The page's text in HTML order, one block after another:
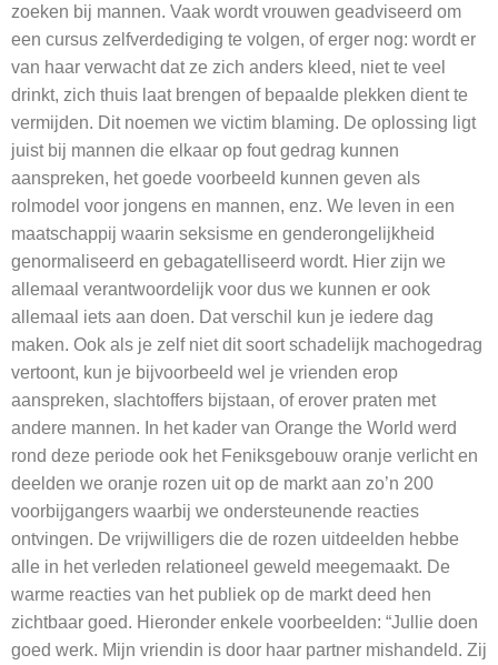
zoeken bij mannen. Vaak wordt vrouwen geadviseerd om
een cursus zelfverdediging te volgen, of erger nog: wordt er
van haar verwacht dat ze zich anders kleed, niet te veel
drinkt, zich thuis laat brengen of bepaalde plekken dient te
vermijden. Dit noemen we victim blaming. De oplossing ligt
juist bij mannen die elkaar op fout gedrag kunnen
aanspreken, het goede voorbeeld kunnen geven als
rolmodel voor jongens en mannen, enz. We leven in een
maatschappij waarin seksisme en genderongelijkheid
genormaliseerd en gebagatelliseerd wordt. Hier zijn we
allemaal verantwoordelijk voor dus we kunnen er ook
allemaal iets aan doen. Dat verschil kun je iedere dag
maken. Ook als je zelf niet dit soort schadelijk machogedrag
vertoont, kun je bijvoorbeeld wel je vrienden erop
aanspreken, slachtoffers bijstaan, of erover praten met
andere mannen. In het kader van Orange the World werd
rond deze periode ook het Feniksgebouw oranje verlicht en
deelden we oranje rozen uit op de markt aan zo’n 200
voorbijgangers waarbij we ondersteunende reacties
ontvingen. De vrijwilligers die de rozen uitdeelden hebbe
alle in het verleden relationeel geweld meegemaakt. De
warme reacties van het publiek op de markt deed hen
zichtbaar goed. Hieronder enkele voorbeelden: “Jullie doen
goed werk. Mijn vriendin is door haar partner mishandeld. Zij